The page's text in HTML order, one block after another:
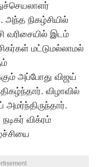
நிகழ்சியில்
வரிசையில் இடம்
மட்டுமல்லாமல்
அப்போது விஜய்
விழாவில்
விக்ரம்